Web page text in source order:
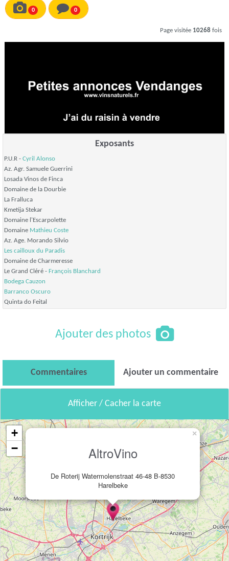
0 0
Page visitée 10268 fois
Exposants
P.U.R - Cyril Alonso
Az. Agr. Samuele Guerrini
Losada Vinos de Finca
Domaine de la Dourbie
La Fralluca
Kmetija Stekar
Domaine l'Escarpolette
Domaine Mathieu Coste
Az. Age. Morando Silvio
Les cailloux du Paradis
Domaine de Charmeresse
Le Grand Cléré - François Blanchard
Bodega Cauzon
Barranco Oscuro
Quinta do Feital
Ajouter des photos
Commentaires Ajouter un commentaire
Afficher / Cacher la carte
AltroVino
De Roterij Watermolenstraat 46-48 B-8530
Harelbeke
×
+
−